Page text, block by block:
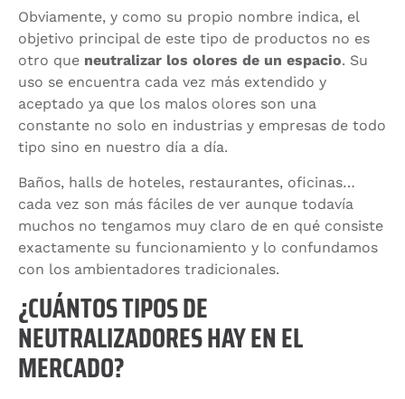
Obviamente, y como su propio nombre indica, el
objetivo principal de este tipo de productos no es
otro que neutralizar los olores de un espacio. Su
uso se encuentra cada vez más extendido y
aceptado ya que los malos olores son una
constante no solo en industrias y empresas de todo
tipo sino en nuestro día a día.
Baños, halls de hoteles, restaurantes, oficinas…
cada vez son más fáciles de ver aunque todavía
muchos no tengamos muy claro de en qué consiste
exactamente su funcionamiento y lo confundamos
con los ambientadores tradicionales.
¿CUÁNTOS TIPOS DE
NEUTRALIZADORES HAY EN EL
MERCADO?